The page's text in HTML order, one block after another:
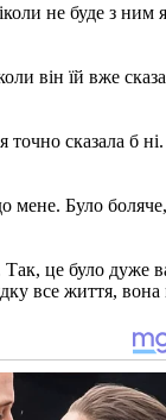
не буде з ним
він їй вже
сказала б
мене. Було
це було дуже
все життя, вона